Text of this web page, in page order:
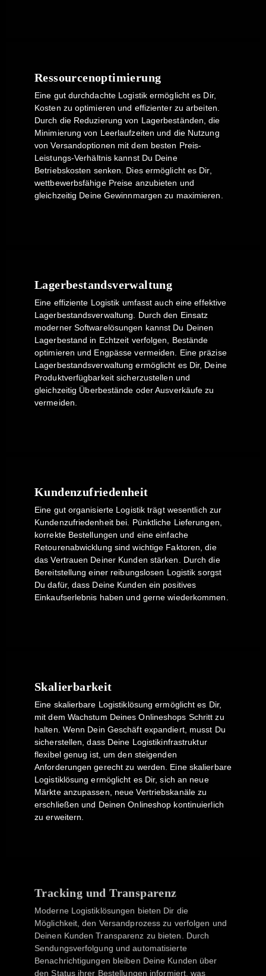
Ressourcenoptimierung
Eine gut durchdachte Logistik ermöglicht es Dir,
Kosten zu optimieren und effizienter zu arbeiten.
Durch die Reduzierung von Lagerbeständen, die
Minimierung von Leerlaufzeiten und die Nutzung
von Versandoptionen mit dem besten Preis-
Leistungs-Verhältnis kannst Du Deine
Betriebskosten senken. Dies ermöglicht es Dir,
wettbewerbsfähige Preise anzubieten und
gleichzeitig Deine Gewinnmargen zu maximieren.
Lagerbestandsverwaltung
Eine effiziente Logistik umfasst auch eine effektive
Lagerbestandsverwaltung. Durch den Einsatz
moderner Softwarelösungen kannst Du Deinen
Lagerbestand in Echtzeit verfolgen, Bestände
optimieren und Engpässe vermeiden. Eine präzise
Lagerbestandsverwaltung ermöglicht es Dir, Deine
Produktverfügbarkeit sicherzustellen und
gleichzeitig Überbestände oder Ausverkäufe zu
vermeiden.
Kundenzufriedenheit
Eine gut organisierte Logistik trägt wesentlich zur
Kundenzufriedenheit bei. Pünktliche Lieferungen,
korrekte Bestellungen und eine einfache
Retourenabwicklung sind wichtige Faktoren, die
das Vertrauen Deiner Kunden stärken. Durch die
Bereitstellung einer reibungslosen Logistik sorgst
Du dafür, dass Deine Kunden ein positives
Einkaufserlebnis haben und gerne wiederkommen.
Skalierbarkeit
Eine skalierbare Logistiklösung ermöglicht es Dir,
mit dem Wachstum Deines Onlineshops Schritt zu
halten. Wenn Dein Geschäft expandiert, musst Du
sicherstellen, dass Deine Logistikinfrastruktur
flexibel genug ist, um den steigenden
Anforderungen gerecht zu werden. Eine skalierbare
Logistiklösung ermöglicht es Dir, sich an neue
Märkte anzupassen, neue Vertriebskanäle zu
erschließen und Deinen Onlineshop kontinuierlich
zu erweitern.
Tracking und Transparenz
Moderne Logistiklösungen bieten Dir die
Möglichkeit, den Versandprozess zu verfolgen und
Deinen Kunden Transparenz zu bieten. Durch
Sendungsverfolgung und automatisierte